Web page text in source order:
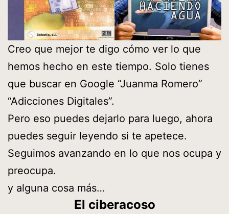
Creo que mejor te digo cómo ver lo que
hemos hecho en este tiempo. Solo tienes
que buscar en Google “Juanma Romero”
“Adicciones Digitales”.
Pero eso puedes dejarlo para luego, ahora
puedes seguir leyendo si te apetece.
Seguimos avanzando en lo que nos ocupa y
preocupa.
y alguna cosa más…
El ciberacoso